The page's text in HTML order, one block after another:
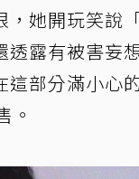
，她開玩笑說
透露有被害妄
這部分滿小心
。